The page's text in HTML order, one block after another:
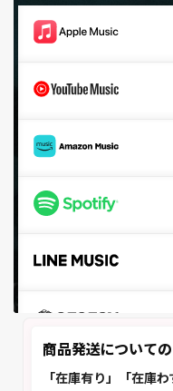
商品発送について
「在庫有り」「在庫